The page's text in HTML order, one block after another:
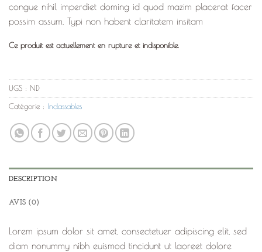
congue nihil imperdiet doming id quod mazim placerat facer
possim assum. Typi non habent claritatem insitam
Ce produit est actuellement en rupture et indisponible.
UGS : ND
Catégorie : Inclassables
DESCRIPTION
AVIS (0)
Lorem ipsum dolor sit amet, consectetuer adipiscing elit, sed
diam nonummy nibh euismod tincidunt ut laoreet dolore